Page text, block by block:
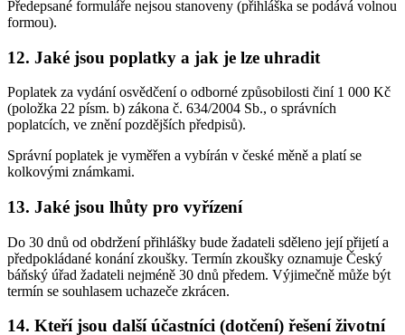
Předepsané formuláře nejsou stanoveny (přihláška se podává volnou
formou).
12. Jaké jsou poplatky a jak je lze uhradit
Poplatek za vydání osvědčení o odborné způsobilosti činí 1 000 Kč
(položka 22 písm. b) zákona č. 634/2004 Sb., o správních
poplatcích, ve znění pozdějších předpisů).
Správní poplatek je vyměřen a vybírán v české měně a platí se
kolkovými známkami.
13. Jaké jsou lhůty pro vyřízení
Do 30 dnů od obdržení přihlášky bude žadateli sděleno její přijetí a
předpokládané konání zkoušky. Termín zkoušky oznamuje Český
báňský úřad žadateli nejméně 30 dnů předem. Výjimečně může být
termín se souhlasem uchazeče zkrácen.
14. Kteří jsou další účastníci (dotčení) řešení životní